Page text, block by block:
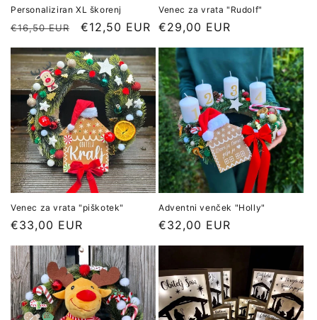
Personaliziran XL škorenj
Redna
cena
€16,50 EUR
Znižana
cena
€12,50 EUR
Venec za vrata "Rudolf"
Redna
cena
€29,00 EUR
Venec za vrata "piškotek"
Redna
cena
€33,00 EUR
Adventni venček "Holly"
Redna
cena
€32,00 EUR